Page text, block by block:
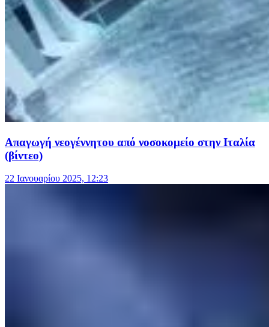
Απαγωγή νεογέννητου από νοσοκομείο στην Ιταλία
(βίντεο)
22 Ιανουαρίου 2025, 12:23